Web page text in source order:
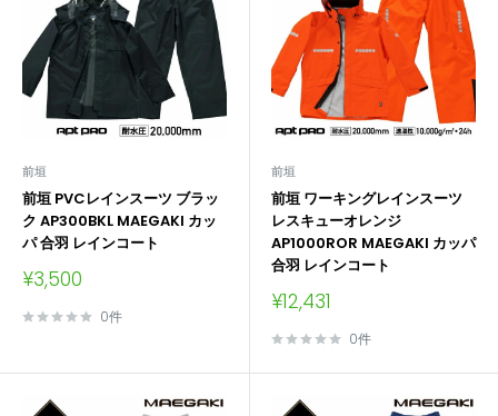
前垣
前垣 PVCレインスーツ ブラッ
ク AP300BKL MAEGAKI カッ
パ 合羽 レインコート
販
価
¥3,500
0件
前垣
前垣 ワーキングレインスーツ
レスキューオレンジ
AP1000ROR MAEGAKI カッパ
合羽 レインコート
販
価
¥12,431
0件